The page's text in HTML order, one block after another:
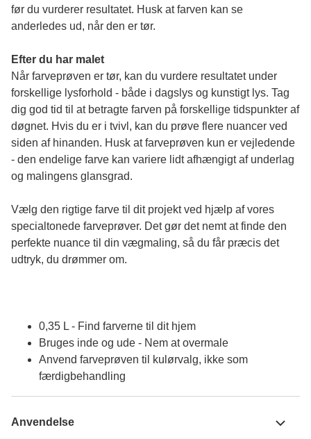
før du vurderer resultatet. Husk at farven kan se
anderledes ud, når den er tør.
Efter du har malet
Når farveprøven er tør, kan du vurdere resultatet under
forskellige lysforhold - både i dagslys og kunstigt lys. Tag
dig god tid til at betragte farven på forskellige tidspunkter af
døgnet. Hvis du er i tvivl, kan du prøve flere nuancer ved
siden af hinanden. Husk at farveprøven kun er vejledende
- den endelige farve kan variere lidt afhængigt af underlag
og malingens glansgrad.
Vælg den rigtige farve til dit projekt ved hjælp af vores
specialtonede farveprøver. Det gør det nemt at finde den
perfekte nuance til din vægmaling, så du får præcis det
udtryk, du drømmer om.
0,35 L - Find farverne til dit hjem
Bruges inde og ude - Nem at overmale
Anvend farveprøven til kulørvalg, ikke som
færdigbehandling
Anvendelse